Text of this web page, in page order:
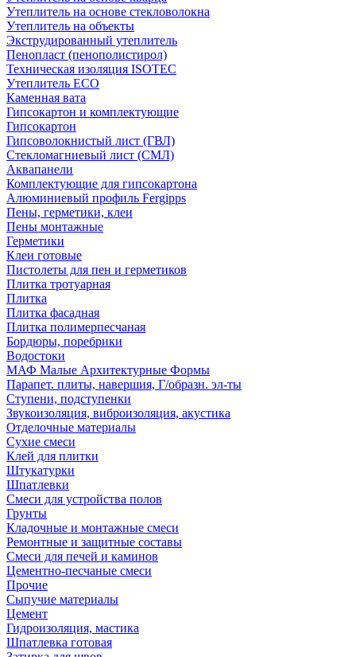
Утеплитель на основе стекловолокна
Утеплитель на объекты
Экструдированный утеплитель
Пенопласт (пенополистирол)
Техническая изоляция ISOTEC
Утеплитель ECO
Каменная вата
Гипсокартон и комплектующие
Гипсокартон
Гипсоволокнистый лист (ГВЛ)
Стекломагниевый лист (СМЛ)
Аквапанели
Комплектующие для гипсокартона
Алюминиевый профиль Fergipps
Пены, герметики, клеи
Пены монтажные
Герметики
Клеи готовые
Пистолеты для пен и герметиков
Плитка тротуарная
Плитка
Плитка фасадная
Плитка полимерпесчаная
Бордюры, поребрики
Водостоки
МАФ Малые Архитектурные Формы
Парапет. плиты, навершия, Г/образн. эл-ты
Ступени, подступенки
Звукоизоляция, виброизоляция, акустика
Отделочные материалы
Сухие смеси
Клей для плитки
Штукатурки
Шпатлевки
Смеси для устройства полов
Грунты
Кладочные и монтажные смеси
Ремонтные и защитные составы
Смеси для печей и каминов
Цементно-песчаные смеси
Прочие
Сыпучие материалы
Цемент
Гидроизоляция, мастика
Шпатлевка готовая